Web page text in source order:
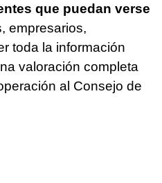
que puedan verse
empresarios,
toda la información
valoración completa
al Consejo de